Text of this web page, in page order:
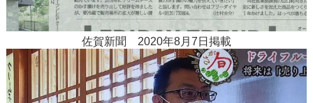
佐賀新聞 2020年8月7日掲載